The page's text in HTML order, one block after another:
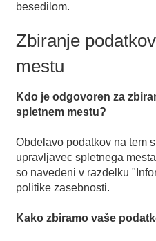
besedilom.
Zbiranje
mestu
Kdo je odgovoren za
spletnem mestu?
Obdelavo podatkov na tem
upravljavec spletnega
so navedeni v razdelku
politike zasebnosti.
Kako zbiramo vaše